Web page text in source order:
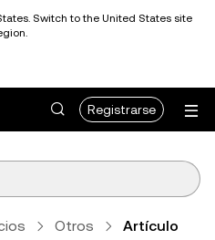
Switch to the United States site
Registrarse
Otros Artículo